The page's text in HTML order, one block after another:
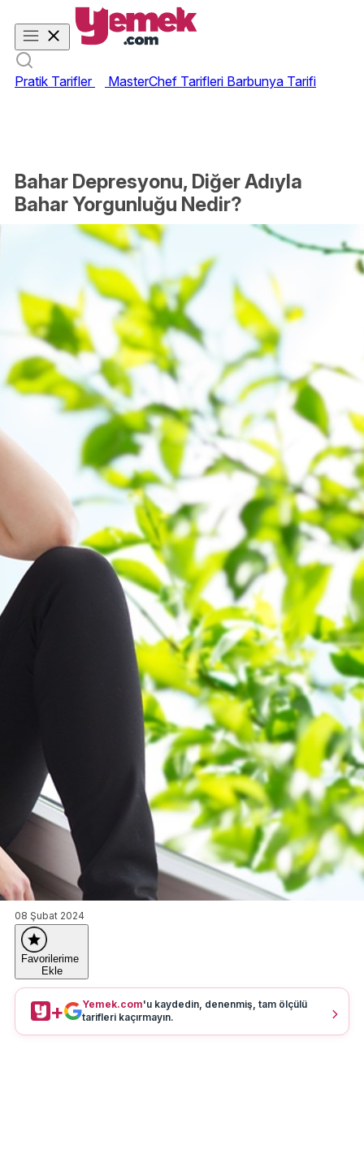
Pratik Tarifler MasterChef Tarifleri Barbunya Tarifi
Bahar Depresyonu, Diğer Adıyla
Bahar Yorgunluğu Nedir?
08 Şubat 2024
Favorilerime
Ekle
+ Yemek.com'u kaydedin, denenmiş, tam ölçülü
tarifleri kaçırmayın.